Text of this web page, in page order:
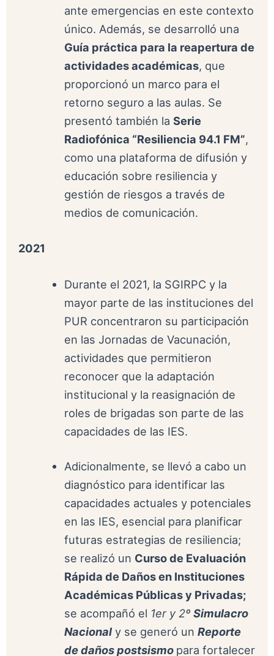
ante emergencias en este contexto
único. Además, se desarrolló una
Guía práctica para la reapertura de
actividades académicas, que
proporcionó un marco para el
retorno seguro a las aulas. Se
presentó también la Serie
Radiofónica “Resiliencia 94.1 FM”,
como una plataforma de difusión y
educación sobre resiliencia y
gestión de riesgos a través de
medios de comunicación.
2021
Durante el 2021, la SGIRPC y la
mayor parte de las instituciones del
PUR concentraron su participación
en las Jornadas de Vacunación,
actividades que permitieron
reconocer que la adaptación
institucional y la reasignación de
roles de brigadas son parte de las
capacidades de las IES.
Adicionalmente, se llevó a cabo un
diagnóstico para identificar las
capacidades actuales y potenciales
en las IES, esencial para planificar
futuras estrategias de resiliencia;
se realizó un Curso de Evaluación
Rápida de Daños en Instituciones
Académicas Públicas y Privadas;
se acompañó el 1er y 2º Simulacro
Nacionaly se generó un Reporte
de daños postsismo para fortalecer